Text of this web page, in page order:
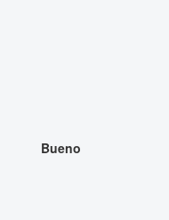
Bueno